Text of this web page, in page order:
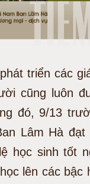
triển các
cũng luôn
đó, 9/13
Lâm Hà đạt
học sinh tốt
lên các bậc